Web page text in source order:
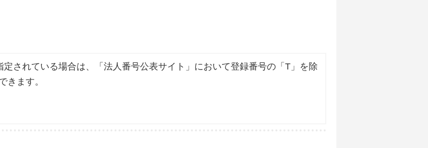
されている場合は、「法人番号公表サイト」において登録番号の「T」を除
きます。